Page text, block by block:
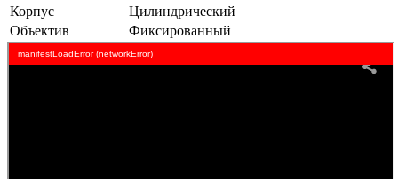
Корпус
Цилиндрический
Объектив
Фиксированный